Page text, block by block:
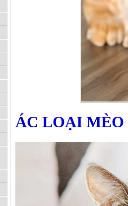
ÁC LOẠI MÈO